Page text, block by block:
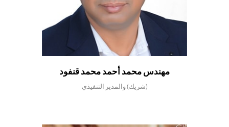
مهندس محمد أحمد محمد قنفود
(شريك) والمدير التنفيذي